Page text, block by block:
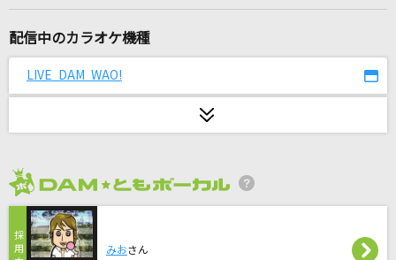
ラストノートしか知らない
[生音]メリールー
和田光司
配信中のカラオケ機種
LIVE DAM WAO!
みおさん